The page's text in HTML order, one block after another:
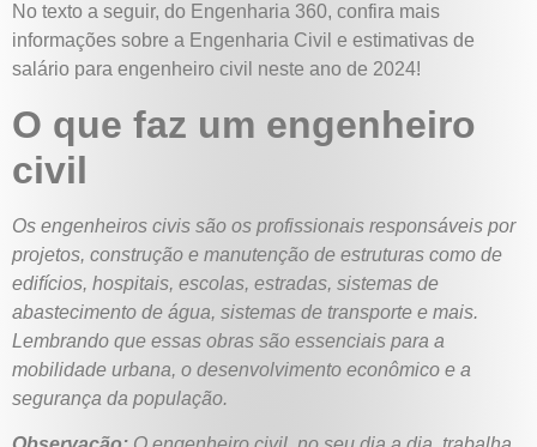
No texto a seguir, do Engenharia 360, confira mais
informações sobre a Engenharia Civil e estimativas de
salário para engenheiro civil neste ano de 2024!
O que faz um engenheiro
civil
Os engenheiros civis são os profissionais responsáveis por
projetos, construção e manutenção de estruturas como de
edifícios, hospitais, escolas, estradas, sistemas de
abastecimento de água, sistemas de transporte e mais.
Lembrando que essas obras são essenciais para a
mobilidade urbana, o desenvolvimento econômico e a
segurança da população.